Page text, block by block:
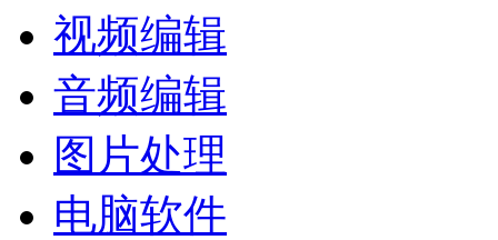
视频编辑
音频编辑
图片处理
电脑软件